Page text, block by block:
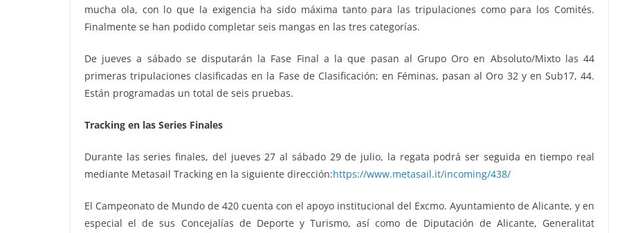
mucha ola, con lo que la exigencia ha sido máxima tanto para las tripulaciones como para los Comités.
Finalmente se han podido completar seis mangas en las tres categorías.
De jueves a sábado se disputarán la Fase Final a la que pasan al Grupo Oro en Absoluto/Mixto las 44
primeras tripulaciones clasificadas en la Fase de Clasificación; en Féminas, pasan al Oro 32 y en Sub17, 44.
Están programadas un total de seis pruebas.
Tracking en las Series Finales
Durante las series finales, del jueves 27 al sábado 29 de julio, la regata podrá ser seguida en tiempo real
mediante Metasail Tracking en la siguiente dirección:https://www.metasail.it/incoming/438/
El Campeonato de Mundo de 420 cuenta con el apoyo institucional del Excmo. Ayuntamiento de Alicante, y en
especial el de sus Concejalías de Deporte y Turismo, así como de Diputación de Alicante, Generalitat